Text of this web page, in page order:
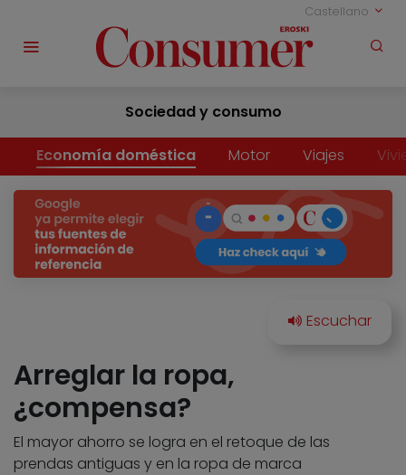
Castellano
Sociedad y consumo
Economía doméstica Motor Viajes
Arreglar la ropa,
¿compensa?
El mayor ahorro se logra en el retoque de las
prendas antiguas y en la ropa de marca